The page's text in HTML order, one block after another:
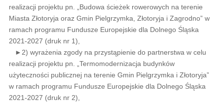
realizacji projektu pn. „Budowa ścieżek rowerowych na terenie
Miasta Złotoryja oraz Gmin Pielgrzymka, Złotoryja i Zagrodno” w
ramach programu Fundusze Europejskie dla Dolnego Śląska
2021-2027 (druk nr 1),
►2) wyrażenia zgody na przystąpienie do partnerstwa w celu
realizacji projektu pn. „Termomodernizacja budynków
użyteczności publicznej na terenie Gmin Pielgrzymka i Złotoryja”
w ramach programu Fundusze Europejskie dla Dolnego Śląska
2021-2027 (druk nr 2),